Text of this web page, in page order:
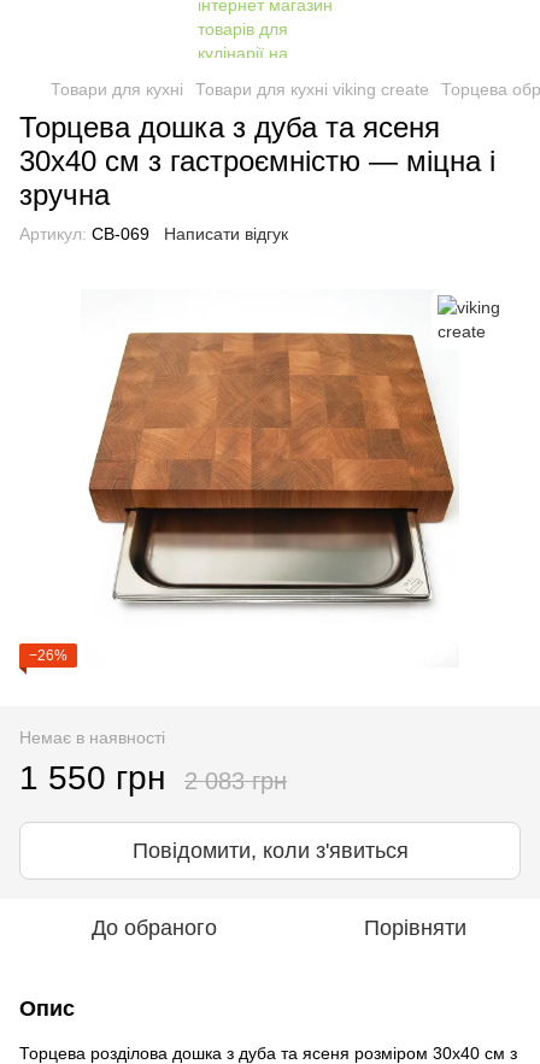
Товари для кухні Товари для кухні viking create Торцева
Торцева дошка з дуба та ясеня
30x40 см з гастроємністю — міцна і
зручна
Артикул: CB-069 Написати відгук
−26%
Немає в наявності
1 550 грн 2 083 грн
Повідомити, коли з'явиться
До обраного Порівняти
Опис
Торцева розділова дошка з дуба та ясеня розміром 30x40 см з